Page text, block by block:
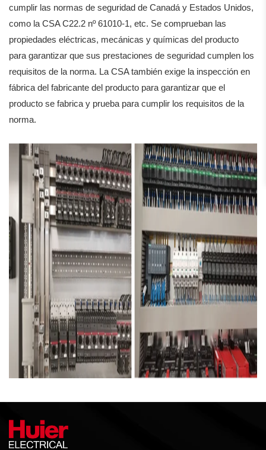
cumplir las normas de seguridad de Canadá y Estados Unidos,
como la CSA C22.2 nº 61010-1, etc. Se comprueban las
propiedades eléctricas, mecánicas y químicas del producto
para garantizar que sus prestaciones de seguridad cumplen los
requisitos de la norma. La CSA también exige la inspección en
fábrica del fabricante del producto para garantizar que el
producto se fabrica y prueba para cumplir los requisitos de la
norma.